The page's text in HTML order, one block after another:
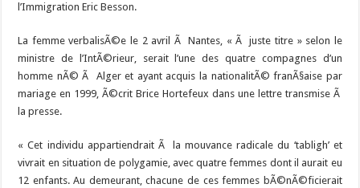
l’Immigration Eric Besson.
La femme verbalisÃ©e le 2 avril Ã Nantes, « Ã juste titre » selon le
ministre de l’IntÃ©rieur, serait l’une des quatre compagnes d’un
homme nÃ© Ã Alger et ayant acquis la nationalitÃ© franÃ§aise par
mariage en 1999, Ã©crit Brice Hortefeux dans une lettre transmise Ã
la presse.
« Cet individu appartiendrait Ã la mouvance radicale du ‘tabligh’ et
vivrait en situation de polygamie, avec quatre femmes dont il aurait eu
12 enfants. Au demeurant, chacune de ces femmes bÃ©nÃ©ficierait